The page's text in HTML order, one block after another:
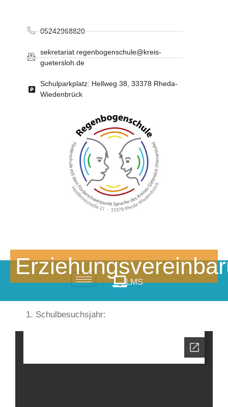
05242968820
sekretariat.regenbogenschule@kreis-
guetersloh.de
Schulparkplatz: Hellweg 38, 33378 Rheda-
Wiedenbrück
LMS
Schulbesuchsjahr: